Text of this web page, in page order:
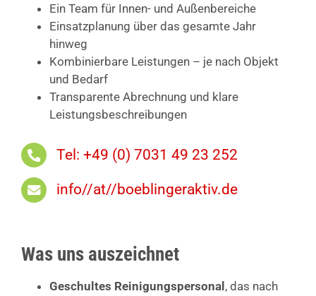
Ein Team für Innen- und Außenbereiche
Einsatzplanung über das gesamte Jahr
hinweg
Kombinierbare Leistungen – je nach Objekt
und Bedarf
Transparente Abrechnung und klare
Leistungsbeschreibungen
Tel: +49 (0) 7031 49 23 252
info//at//boeblingeraktiv.de
Was uns auszeichnet
Geschultes Reinigungspersonal , das nach